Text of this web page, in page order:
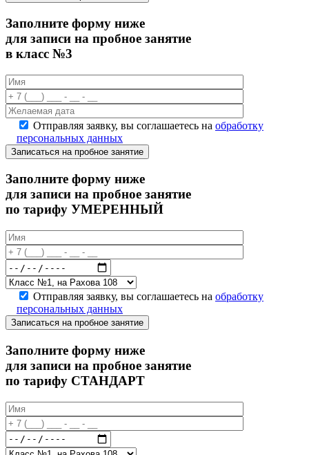
Заполните форму ниже
для записи на пробное занятие
в класс №3
Отправляя заявку, вы соглашаетесь на обработку
персональных данных
Записаться на пробное занятие
Заполните форму ниже
для записи на пробное занятие
по тарифу УМЕРЕННЫЙ
Отправляя заявку, вы соглашаетесь на обработку
персональных данных
Записаться на пробное занятие
Заполните форму ниже
для записи на пробное занятие
по тарифу СТАНДАРТ